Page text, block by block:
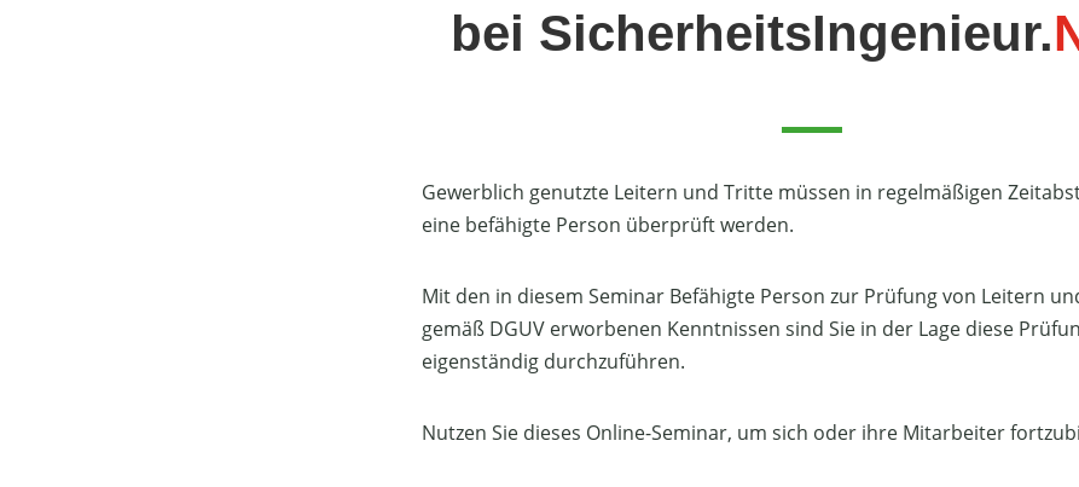
bei SicherheitsIngenieur.
Gewerblich genutzte Leitern und Tritte müssen in regelmäßigen
eine befähigte Person überprüft werden.
Mit den in diesem Seminar Befähigte Person zur Prüfung von Leitern
gemäß DGUV erworbenen Kenntnissen sind Sie in der Lage diese
eigenständig durchzuführen.
Nutzen Sie dieses Online-Seminar, um sich oder ihre Mitarbeiter